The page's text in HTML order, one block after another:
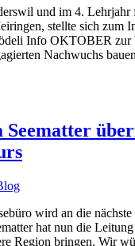
und im 4. Lehrjahr
stellte sich zum
Info OKTOBER zur
Nachwuchs
Seematter
wird an die nächste
hat nun die
Region bringen. Wir